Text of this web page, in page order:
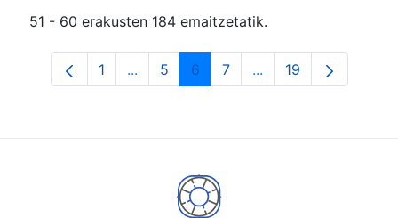
51 - 60 erakusten 184 emaitzetatik.
Orrialdea
1 ...Intermediate Pages Use TAB to
Orrialdea
5 Orrialdea
6 Orrialdea
7 ...Intermediate Pages
Orrialdea
19